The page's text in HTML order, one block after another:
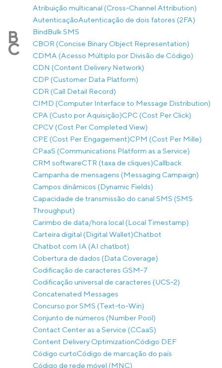
Atribuição multicanal (Cross-Channel Attribution)
AutenticaçãoAutenticação de dois fatores (2FA)
B BindBulk SMS
C
CBOR (Concise Binary Object Representation)
CDMA (Acesso Múltiplo por Divisão de Código)
CDN (Content Delivery Network)
CDP (Customer Data Platform)
CDR (Call Detail Record)
CIMD (Computer Interface to Message Distribution)
CPA (Custo por Aquisição)CPC (Cost Per Click)
CPCV (Cost Per Completed View)
CPE (Cost Per Engagement)CPM (Cost Per Mille)
CPaaS (Communications Platform as a Service)
CRM softwareCTR (taxa de cliques)Callback
Campanha de mensagens (Messaging Campaign)
Campos dinâmicos (Dynamic Fields)
Capacidade de transmissão do canal SMS (SMS
Throughput)
Carimbo de data/hora local (Local Timestamp)
Carteira digital (Digital Wallet)Chatbot
Chatbot com IA (AI chatbot)
Cobertura de dados (Data Coverage)
Codificação de caracteres GSM-7
Codificação universal de caracteres (UCS-2)
Concatenated Messages
Concurso por SMS (Text-to-Win)
Conjunto de números (Number Pool)
Contact Center as a Service (CCaaS)
Content Delivery OptimizationCódigo DEF
Código curtoCódigo de marcação do país
Código de rede móvel (MNC)